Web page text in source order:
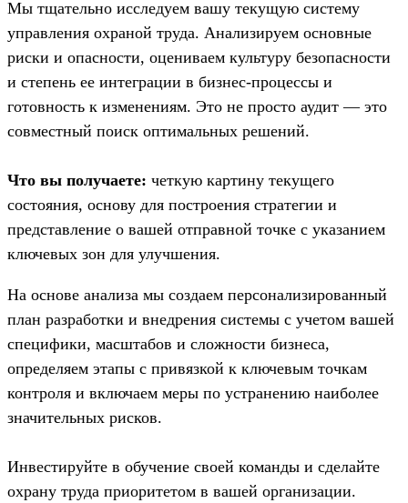
Мы тщательно исследуем вашу текущую систему
управления охраной труда. Анализируем основные
риски и опасности, оцениваем культуру безопасности
и степень ее интеграции в бизнес-процессы и
готовность к изменениям. Это не просто аудит — это
совместный поиск оптимальных решений.
Что вы получаете: четкую картину текущего
состояния, основу для построения стратегии и
представление о вашей отправной точке с указанием
ключевых зон для улучшения.
На основе анализа мы создаем персонализированный
план разработки и внедрения системы с учетом вашей
специфики, масштабов и сложности бизнеса,
определяем этапы с привязкой к ключевым точкам
контроля и включаем меры по устранению наиболее
значительных рисков.
Инвестируйте в обучение своей команды и сделайте
охрану труда приоритетом в вашей организации.